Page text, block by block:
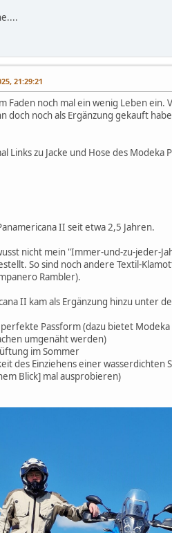
21:29:21
Faden noch mal ein wenig Leben
doch noch als Ergänzung gekauft
Links zu Jacke und Hose des Modeka
II seit etwa 2,5 Jahren.
nicht mein "Immer-und-zu-jeder-
So sind noch andere Textil-
Rambler).
II kam als Ergänzung hinzu unter
Passform (dazu bietet
umgenäht werden)
im Sommer
des Einziehens einer wasserdichten
Blick] mal ausprobieren)